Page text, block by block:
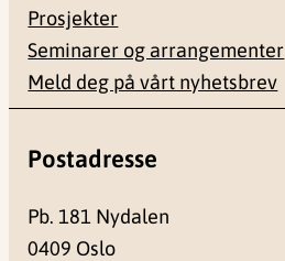
Prosjekter
Seminarer og arrangementer
Meld deg på vårt nyhetsbrev
Postadresse
Pb. 181 Nydalen
0409 Oslo